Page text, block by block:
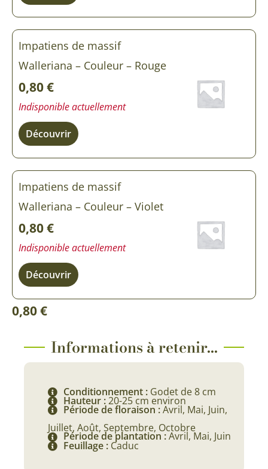
Impatiens de massif
Walleriana – Couleur – Rouge
0,80€
Indisponible actuellement
Découvrir
Impatiens de massif
Walleriana – Couleur – Violet
0,80€
Indisponible actuellement
Découvrir
0,80€
Informations à retenir...
Conditionnement : Godet de 8 cm
Hauteur :20-25 cm environ
Période de floraison :Avril, Mai, Juin,
Juillet, Août, Septembre, Octobre
Période de plantation :Avril, Mai, Juin
Feuillage : Caduc